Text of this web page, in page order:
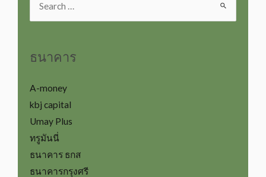
ธนาคาร
A-money
kbj capital
Umay Plus
ทรูมันนี่
ธนาคาร ธกส
ธนาคารกรุงศรี